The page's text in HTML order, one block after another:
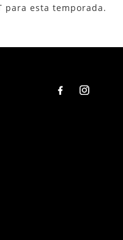
para esta temporada.